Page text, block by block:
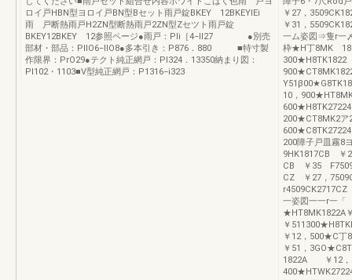
ロイ戸HBN型ヨロイ戸BN型Bセット雨戸錠BKEY 12BKEYlEi
雨 戸断熱雨戸H2ZN型断熱雨戸2ZN型Zセツト雨戸錠
BKEY12BKEY 12参照ページ●雨戸：Pli［4−lI27 ●別売
部材・部品：PlIO6−IlO8●多本引き：P876．880 ■特寸製
作限界：PrO29●テクト純正網戸：PI324．13350納まり図：
PI102・1103■V型純正網戸：P1316−i323
￥27，
￥31，
一ム姿図⇒隻r一
枠★H丁8MK
10，
200★CT8MK2
200障子戸皿霧8
9HK1817CB ￥
CB ￥35
CZ ￥27，
一姿図一一r一
★HT8MK1822A
￥
￥12，500★C
￥51，
1822A ￥12，